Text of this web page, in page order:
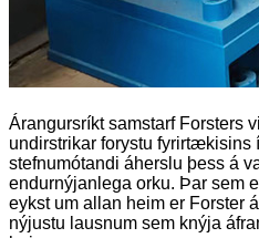
Árangursríkt samstarf Forsters
undirstrikar forystu
stefnumótandi áherslu þess á
endurnýjanlega orku. Þar sem
eykst um allan heim er Forster
nýjustu lausnum sem knýja